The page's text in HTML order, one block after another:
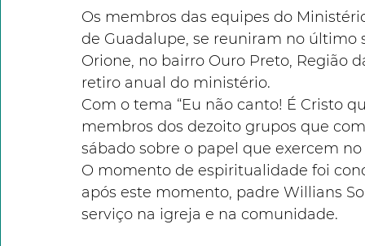
Os membros das equipes do
de Guadalupe, se reuniram no
Orione, no bairro Ouro Preto, Região
retiro anual do ministério.
Com o tema “Eu não canto! É Cristo
membros dos dezoito grupos que
sábado sobre o papel que exercem
O momento de espiritualidade foi
após este momento, padre Willians
serviço na igreja e na comunidade.